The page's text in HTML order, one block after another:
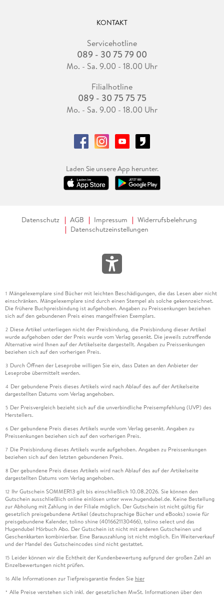
KONTAKT
Servicehotline
089 - 30 75 79 00
Mo. - Sa. 9.00 - 18.00 Uhr
Filialhotline
089 - 30 75 75 75
Mo. - Sa. 9.00 - 18.00 Uhr
Laden Sie unsere App herunter.
Datenschutz AGB Impressum
Widerrufsbelehrung
Datenschutzeinstellungen
1 Mängelexemplare sind Bücher mit leichten Beschädigungen, die das Lesen aber nicht
einschränken. Mängelexemplare sind durch einen Stempel als solche gekennzeichnet.
Die frühere Buchpreisbindung ist aufgehoben. Angaben zu Preissenkungen beziehen
sich auf den gebundenen Preis eines mangelfreien Exemplars.
2 Diese Artikel unterliegen nicht der Preisbindung, die Preisbindung dieser Artikel
wurde aufgehoben oder der Preis wurde vom Verlag gesenkt. Die jeweils zutreffende
Alternative wird Ihnen auf der Artikelseite dargestellt. Angaben zu Preissenkungen
beziehen sich auf den vorherigen Preis.
3 Durch Öffnen der Leseprobe willigen Sie ein, dass Daten an den Anbieter der
Leseprobe übermittelt werden.
4 Der gebundene Preis dieses Artikels wird nach Ablauf des auf der Artikelseite
dargestellten Datums vom Verlag angehoben.
5 Der Preisvergleich bezieht sich auf die unverbindliche Preisempfehlung (UVP) des
Herstellers.
6 Der gebundene Preis dieses Artikels wurde vom Verlag gesenkt. Angaben zu
Preissenkungen beziehen sich auf den vorherigen Preis.
7 Die Preisbindung dieses Artikels wurde aufgehoben. Angaben zu Preissenkungen
beziehen sich auf den letzten gebundenen Preis.
8 Der gebundene Preis dieses Artikels wird nach Ablauf des auf der Artikelseite
dargestellten Datums vom Verlag angehoben.
12 Ihr Gutschein SOMMER13 gilt bis einschließlich 10.08.2026. Sie können den
Gutschein ausschließlich online einlösen unter www.hugendubel.de. Keine Bestellung
zur Abholung mit Zahlung in der Filiale möglich. Der Gutschein ist nicht gültig für
gesetzlich preisgebundene Artikel (deutschsprachige Bücher und eBooks) sowie für
preisgebundene Kalender, tolino shine (4016621130466), tolino select und das
Hugendubel Hörbuch Abo. Der Gutschein ist nicht mit anderen Gutscheinen und
Geschenkkarten kombinierbar. Eine Barauszahlung ist nicht möglich. Ein Weiterverkauf
und der Handel des Gutscheincodes sind nicht gestattet.
15 Leider können wir die Echtheit der Kundenbewertung aufgrund der großen Zahl an
Einzelbewertungen nicht prüfen.
16 Alle Informationen zur Tiefpreisgarantie finden Sie hier
* Alle Preise verstehen sich inkl. der gesetzlichen MwSt. Informationen über den